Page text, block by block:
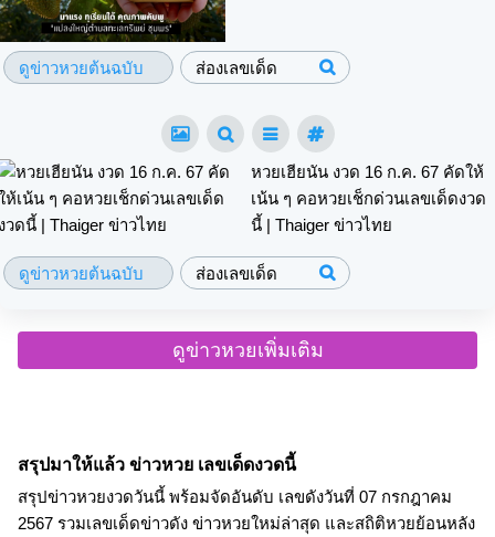
ดูข่าวหวยต้นฉบับ ส่องเลขเด็ด
หวยเฮียนัน งวด 16 ก.ค. 67 คัดให้
เน้น ๆ คอหวยเช็กด่วนเลขเด็ดงวด
นี้ | Thaiger ข่าวไทย
ดูข่าวหวยต้นฉบับ ส่องเลขเด็ด
ดูข่าวหวยเพิ่มเติม
สรุปมาให้แล้ว ข่าวหวย เลขเด็ดงวดนี้
สรุปข่าวหวยงวดวันนี้ พร้อมจัดอันดับ เลขดังวันที่ 07 กรกฎาคม
2567 รวมเลขเด็ดข่าวดัง ข่าวหวยใหม่ล่าสุด และสถิติหวยย้อนหลัง